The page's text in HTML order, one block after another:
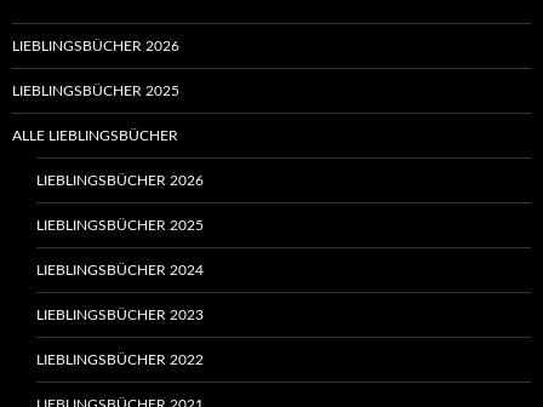
LIEBLINGSBÜCHER 2026
LIEBLINGSBÜCHER 2025
ALLE LIEBLINGSBÜCHER
LIEBLINGSBÜCHER 2026
LIEBLINGSBÜCHER 2025
LIEBLINGSBÜCHER 2024
LIEBLINGSBÜCHER 2023
LIEBLINGSBÜCHER 2022